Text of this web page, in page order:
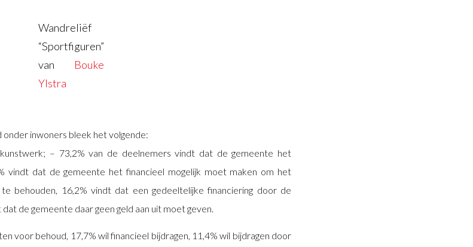
Wandreliëf
“Sportfiguren”
van Bouke
Ylstra
onder inwoners bleek het volgende:
– 73,2% van de deelnemers vindt dat de gemeente het
vindt dat de gemeente het financieel mogelijk moet maken om het
behouden, 16,2% vindt dat een gedeeltelijke financiering door de
de gemeente daar geen geld aan uit moet geven.
voor behoud, 17,7% wil financieel bijdragen, 11,4% wil bijdragen door